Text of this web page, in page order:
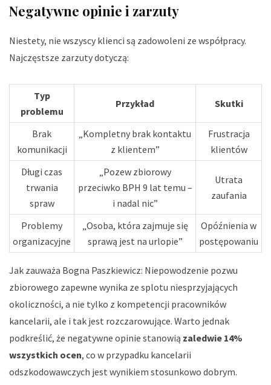
Negatywne opinie i zarzuty
Niestety, nie wszyscy klienci są zadowoleni ze współpracy.
Najczęstsze zarzuty dotyczą:
Typ
problemu
Przykład Skutki
Brak
komunikacji
„Kompletny brak kontaktu
z klientem”
Frustracja
klientów
Długi czas
trwania
spraw
„Pozew zbiorowy
przeciwko BPH 9 lat temu –
i nadal nic”
Utrata
zaufania
Problemy
organizacyjne
„Osoba, która zajmuje się
sprawą jest na urlopie”
Opóźnienia w
postępowaniu
Jak zauważa Bogna Paszkiewicz: Niepowodzenie pozwu
zbiorowego zapewne wynika ze splotu niesprzyjających
okoliczności, a nie tylko z kompetencji pracowników
kancelarii, ale i tak jest rozczarowujące. Warto jednak
podkreślić, że negatywne opinie stanowią zaledwie 14%
wszystkich ocen, co w przypadku kancelarii
odszkodowawczych jest wynikiem stosunkowo dobrym.